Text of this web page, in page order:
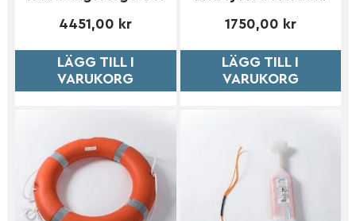
4451,00 kr
LÄGG TILL I
VARUKORG
1750,00 kr
LÄGG TILL I
VARUKORG